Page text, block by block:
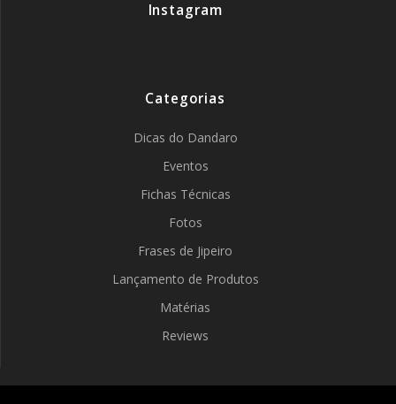
Instagram
Categorias
Dicas do Dandaro
Eventos
Fichas Técnicas
Fotos
Frases de Jipeiro
Lançamento de Produtos
Matérias
Reviews